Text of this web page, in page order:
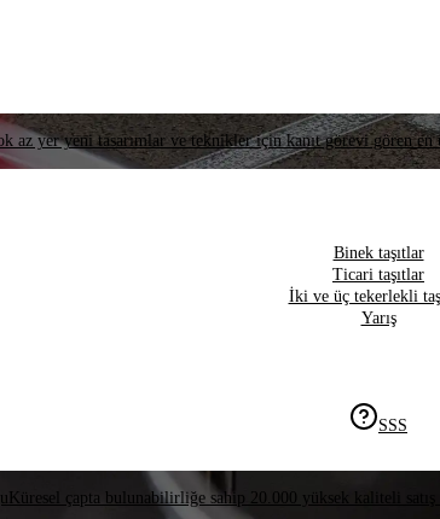
az yer yeni tasarımlar ve teknikler için kanıt görevi gören en
Binek taşıtlar
Ticari taşıtlar
İki ve üç tekerlekli
Yarış
SSS
Küresel çapta bulunabilirliğe sahip 20.000 yüksek kaliteli